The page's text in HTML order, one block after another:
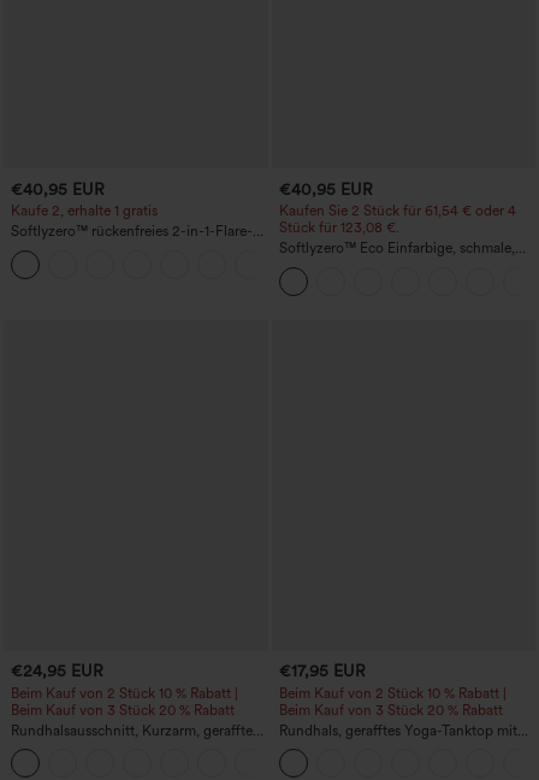
€40,95 EUR
Kaufe 2, erhalte 1 gratis
Softlyzero™ rückenfreies 2-in-1-Flare-
Trainingskleid – Wannabe – Easy Peezy
€40,95 EUR
Kaufen Sie 2 Stück für 61,54 € oder 4
Stück für 123,08 €.
Softlyzero™ Eco Einfarbige, schmale,
hoch taillierte Wanderhose mit
mehreren Taschen
€24,95 EUR
Beim Kauf von 2 Stück 10 % Rabatt |
Beim Kauf von 3 Stück 20 % Rabatt
Rundhalsausschnitt, Kurzarm, gerafftes
Cool-Touch Yoga-Sporttop - UPF50+
€17,95 EUR
Beim Kauf von 2 Stück 10 % Rabatt |
Beim Kauf von 3 Stück 20 % Rabatt
Rundhals, gerafftes Yoga-Tanktop mit
Cool-Touch-Effekt – UPF50+